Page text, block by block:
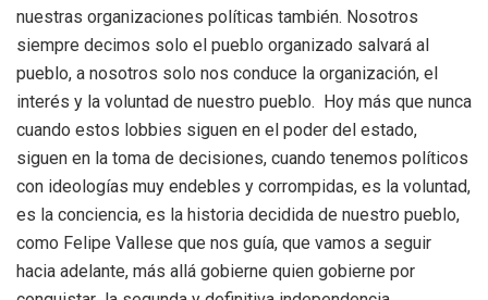
nuestras organizaciones políticas también. Nosotros
siempre decimos solo el pueblo organizado salvará al
pueblo, a nosotros solo nos conduce la organización, el
interés y la voluntad de nuestro pueblo. Hoy más que nunca
cuando estos lobbies siguen en el poder del estado,
siguen en la toma de decisiones, cuando tenemos políticos
con ideologías muy endebles y corrompidas, es la voluntad,
es la conciencia, es la historia decidida de nuestro pueblo,
como Felipe Vallese que nos guía, que vamos a seguir
hacia adelante, más allá gobierne quien gobierne por